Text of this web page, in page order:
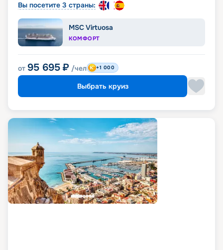
Вы посетите 3 страны:
MSC Virtuosa
КОМФОРТ
от 95 695 ₽ /чел +1 000
Выбрать круиз